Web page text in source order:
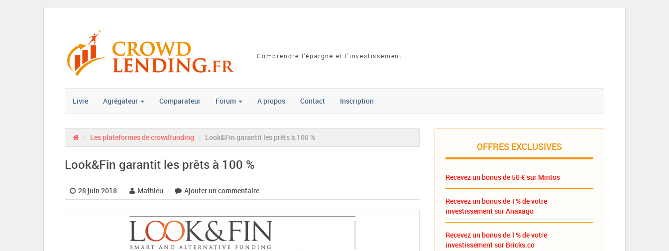
Comprendre l'épargne et l'investissement
Livre Agrégateur Comparateur Forum A propos Contact Inscription
Les plateformes de crowdfunding Look&Fin garantit les prêts à 100 %
Look&Fin garantit les prêts à 100 %
28 juin 2018 Mathieu Ajouter un commentaire
OFFRES EXCLUSIVES
Recevez un bonus de 50 € sur Mintos
Recevez un bonus de 1% de votre
investissement sur Anaxago
Recevez un bonus de 1% de votre
investissement sur Bricks.co